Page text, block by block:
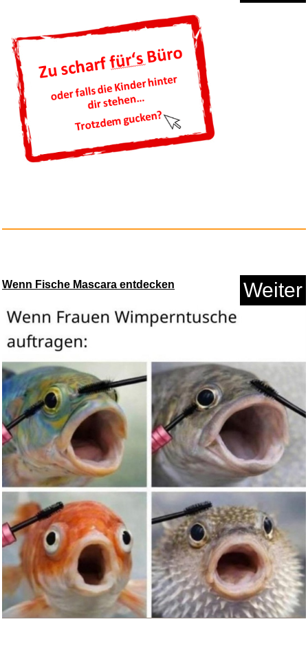
Mein Lehrerplaner A4+ - Ringbi...
Speedlink Tyron - RGB Gaming
H...
Anzeige
Norton 360 Deluxe 2026 2plus1
...
Wenn Fische Mascara entdecken Weiter